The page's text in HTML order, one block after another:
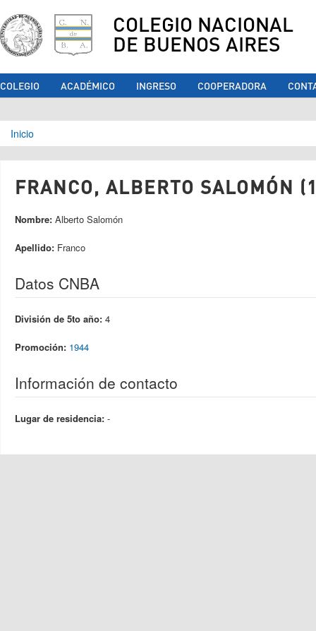
COLEGIO NACIONAL
DE BUENOS AIRES
COLEGIO ACADÉMICO INGRESO COOPERADORA
Se encuentra usted aquí
Inicio
FRANCO, ALBERTO SALOMÓN
Nombre: Alberto Salomón
Apellido: Franco
Datos CNBA
División de 5to año: 4
Promoción: 1944
Información de contacto
Lugar de residencia: -